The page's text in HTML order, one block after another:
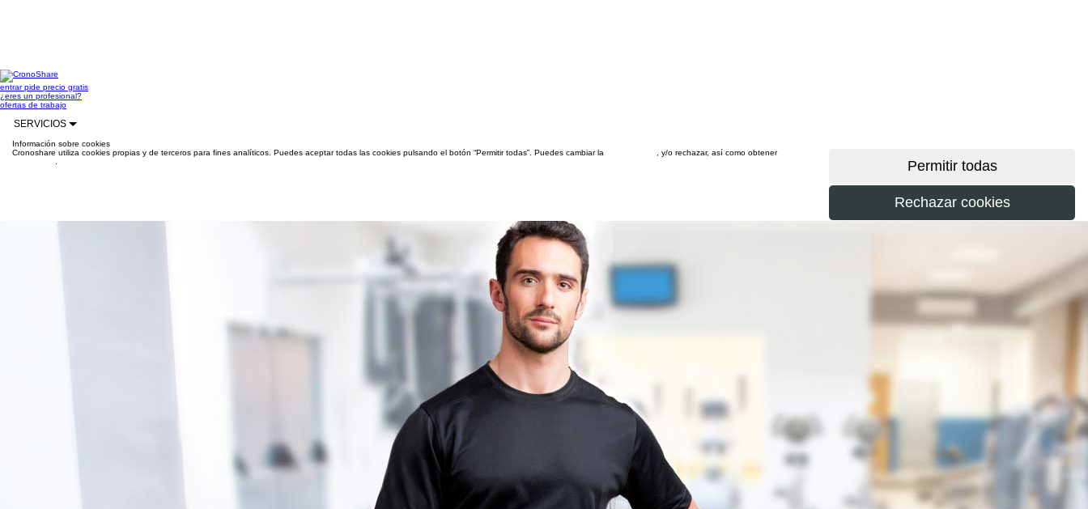
entrarpide precio gratis
¿eres un profesional?
ofertas de trabajo
SERVICIOS
Información sobre cookies
Cronoshare utiliza cookies propias y de terceros para fines analíticos. Puedes aceptar todas las cookies pulsando el botón “Permitir todas”. Puedes cambiar la
, y/o rechazar, así como obtener